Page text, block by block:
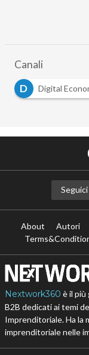
Canali
D
Digital
Seguici
About Autori
Nextwork360 è il
B2B dedicati ai temi
Imprenditoriale. Ha la
imprenditoriale nelle